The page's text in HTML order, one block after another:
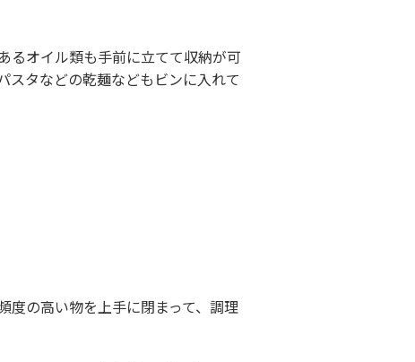
オイル類も手前に立てて収納が可
タなどの乾麺などもビンに入れて
度の高い物を上手に閉まって、調理